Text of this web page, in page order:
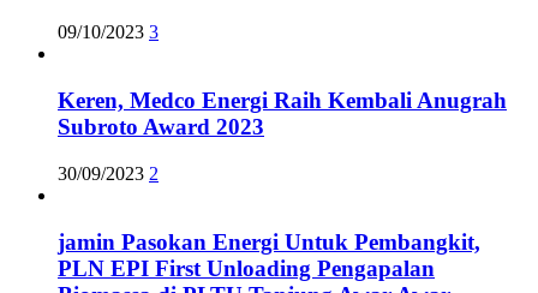
09/10/2023 3
Keren, Medco Energi Raih Kembali Anugrah
Subroto Award 2023
30/09/2023 2
jamin Pasokan Energi Untuk Pembangkit,
PLN EPI First Unloading Pengapalan